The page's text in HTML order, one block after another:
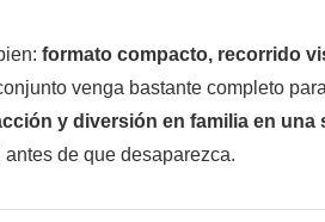
formato compacto, recorrido
venga bastante completo
y diversión en familia en una
de que desaparezca.